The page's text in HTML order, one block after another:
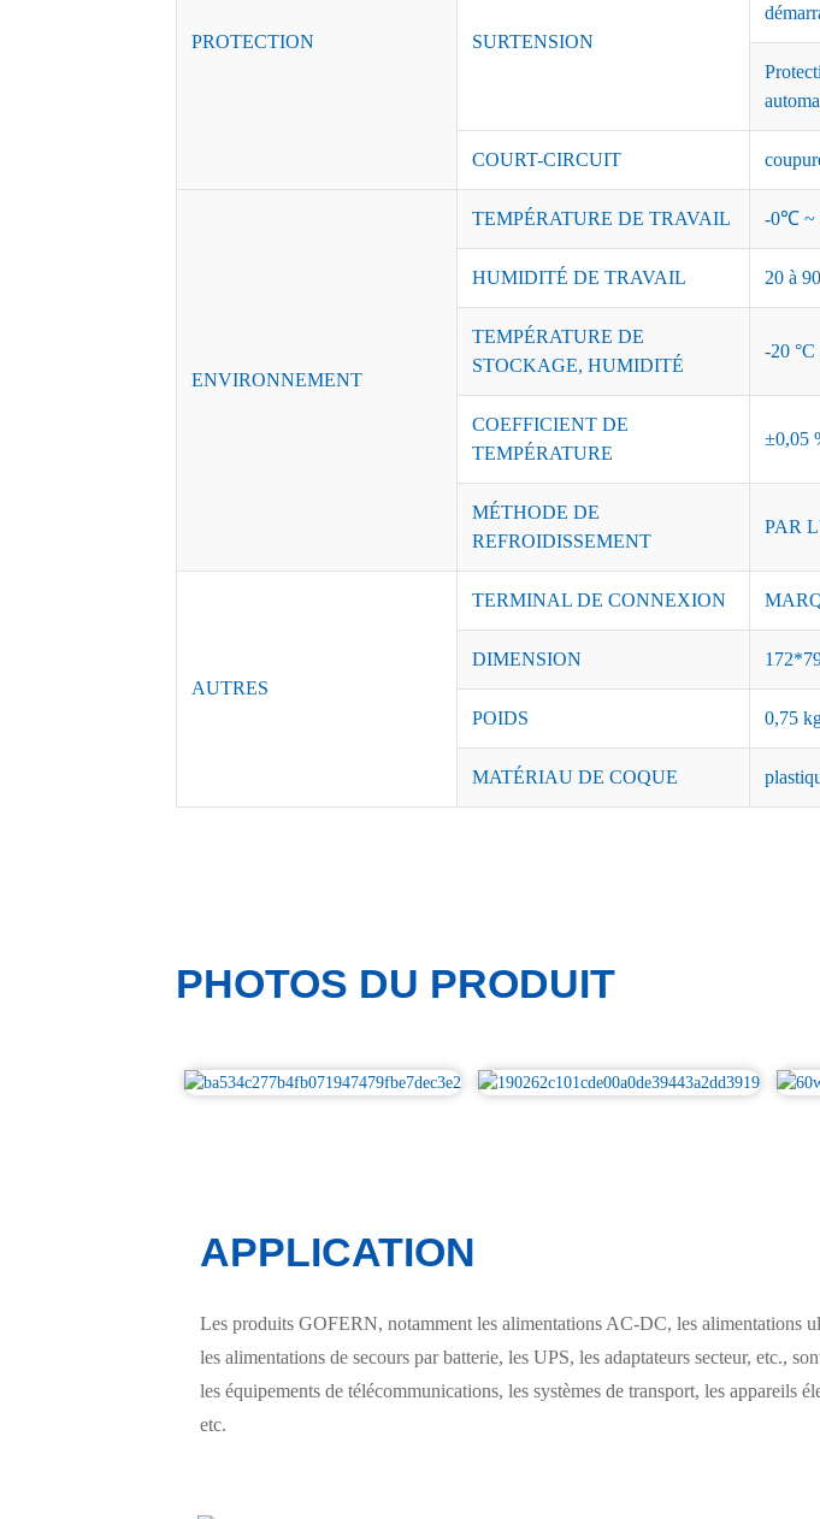
PROTECTION SURTENSION
COURT-CIRCUIT
ENVIRONNEMENT
TEMPÉRATURE DE TRAVAIL -0℃ ~
HUMIDITÉ DE TRAVAIL 20 à
TEMPÉRATURE DE
STOCKAGE, HUMIDITÉ
-20
COEFFICIENT DE
TEMPÉRATURE
±0,05
MÉTHODE DE
REFROIDISSEMENT
PAR
AUTRES
TERMINAL DE CONNEXION
DIMENSION
POIDS 0,75
MATÉRIAU DE COQUE
PHOTOS DU PRODUIT
APPLICATION
Les produits GOFERN, notamment les alimentations AC-DC, les alimentations
les alimentations de secours par batterie, les UPS, les adaptateurs secteur, etc.,
les équipements de télécommunications, les systèmes de transport, les appareils
etc.